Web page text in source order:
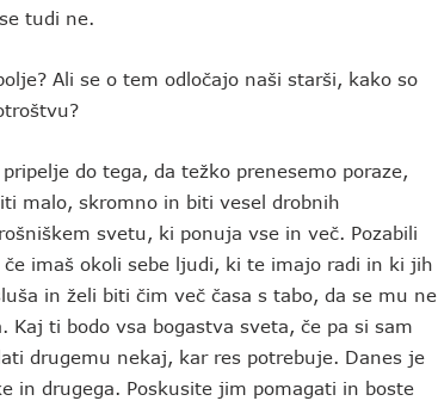
tudi ne.
Ali se o tem odločajo naši starši, kako so
do tega, da težko prenesemo poraze,
malo, skromno in biti vesel drobnih
svetu, ki ponuja vse in več. Pozabili
imaš okoli sebe ljudi, ki te imajo radi in ki jih
in želi biti čim več časa s tabo, da se mu ne
ti bodo vsa bogastva sveta, če pa si sam
drugemu nekaj, kar res potrebuje. Danes je
in drugega. Poskusite jim pomagati in boste